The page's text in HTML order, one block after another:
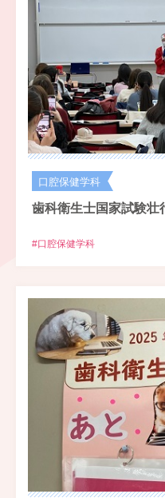
口腔保健学科
歯科衛生士国家試験壮
#口腔保健学科